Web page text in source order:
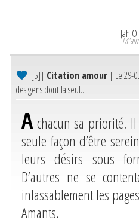
Jah
[5]| Citation amour | Le 29-
des gens dont la seul...
Achacun sa priorité.
seule façon d’être
leurs désirs sous
D’autres ne se
inlassablement les
Amants.